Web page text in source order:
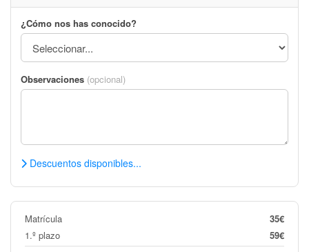
¿Cómo nos has conocido?
Observaciones (opcional)
Descuentos disponibles...
Matrícula
35€
1.º plazo
59€